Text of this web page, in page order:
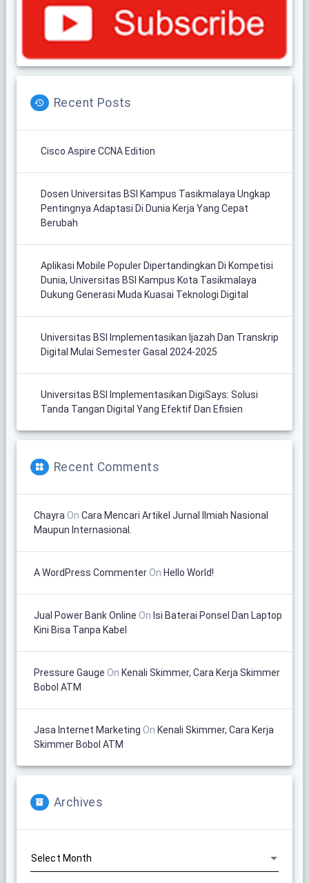
Recent Posts
Cisco Aspire CCNA Edition
Dosen Universitas BSI Kampus Tasikmalaya Ungkap
Pentingnya Adaptasi Di Dunia Kerja Yang Cepat
Berubah
Aplikasi Mobile Populer Dipertandingkan Di Kompetisi
Dunia, Universitas BSI Kampus Kota Tasikmalaya
Dukung Generasi Muda Kuasai Teknologi Digital
Universitas BSI Implementasikan Ijazah Dan Transkrip
Digital Mulai Semester Gasal 2024-2025
Universitas BSI Implementasikan DigiSays: Solusi
Tanda Tangan Digital Yang Efektif Dan Efisien
Recent Comments
Chayra On Cara Mencari Artikel Jurnal Ilmiah Nasional
Maupun Internasional.
A WordPress CommenterOn Hello World!
Jual Power Bank Online On Isi Baterai Ponsel Dan Laptop
Kini Bisa Tanpa Kabel
Pressure Gauge On Kenali Skimmer, Cara Kerja Skimmer
Bobol ATM
Jasa Internet Marketing On Kenali Skimmer, Cara Kerja
Skimmer Bobol ATM
Archives